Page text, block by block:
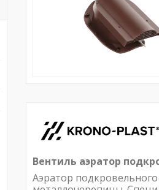
Вентиль аэратор
Аэратор